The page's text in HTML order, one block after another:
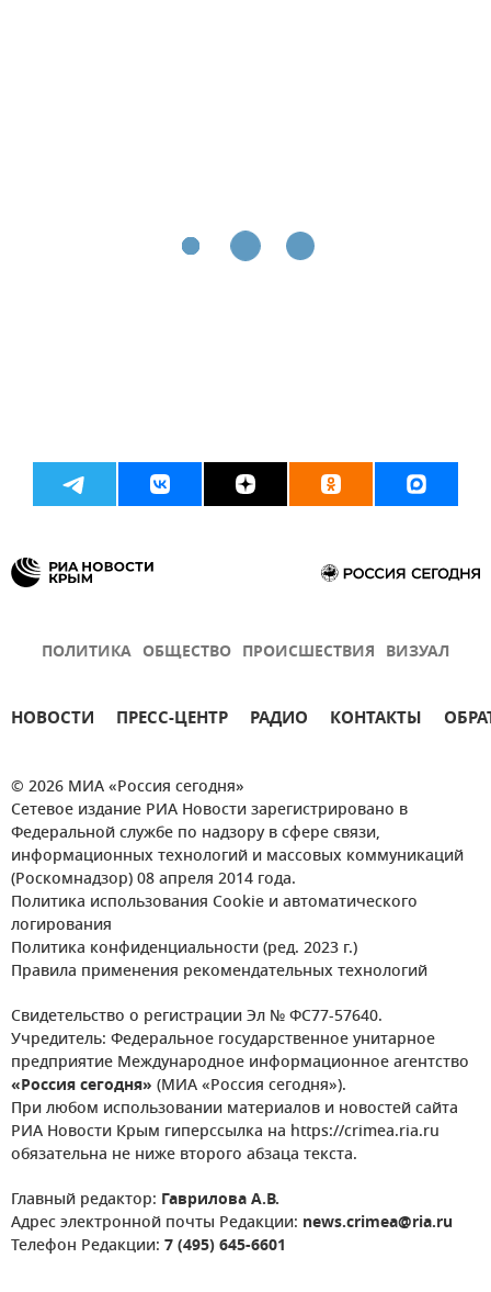
ПОЛИТИКА ОБЩЕСТВО ПРОИСШЕСТВИЯ ВИЗУАЛ
НОВОСТИ ПРЕСС-ЦЕНТР РАДИО КОНТАКТЫ
© 2026 МИА «Россия сегодня»
Сетевое издание РИА Новости зарегистрировано в
Федеральной службе по надзору в сфере связи,
информационных технологий и массовых коммуникаций
(Роскомнадзор) 08 апреля 2014 года.
Политика использования Cookie и автоматического
логирования
Политика конфиденциальности (ред. 2023 г.)
Правила применения рекомендательных технологий
Свидетельство о регистрации Эл № ФС77-57640.
Учредитель: Федеральное государственное унитарное
предприятие Международное информационное агентство
«Россия сегодня» (МИА «Россия сегодня»).
При любом использовании материалов и новостей сайта
РИА Новости Крым гиперссылка на https://crimea.ria.ru
обязательна не ниже второго абзаца текста.
Главный редактор: Гаврилова А.В.
Адрес электронной почты Редакции: news.crimea@ria.ru
Телефон Редакции: 7 (495) 645-6601